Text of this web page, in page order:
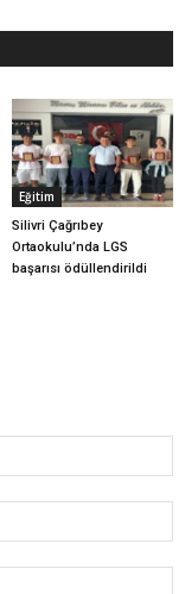
Eğitim
Silivri Çağrıbey
Ortaokulu’nda LGS
başarısı ödüllendirildi